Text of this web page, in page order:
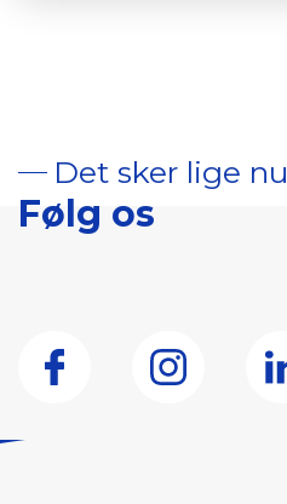
Det sker lige nu
Følg os